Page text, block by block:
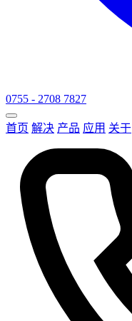
0755 - 2708 7827
首页 解决 产品 应用 关于